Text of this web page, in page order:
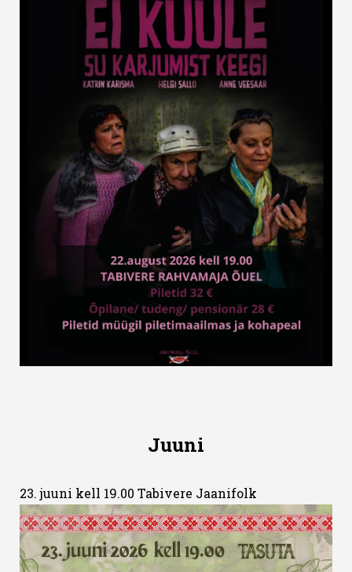
Juuni
23. juuni kell 19.00 Tabivere Jaanifolk